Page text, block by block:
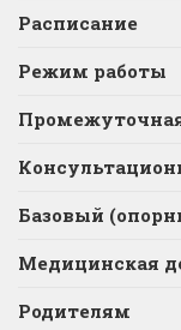
Расписание
Режим работы
Базовый
Медицинская
Родителям